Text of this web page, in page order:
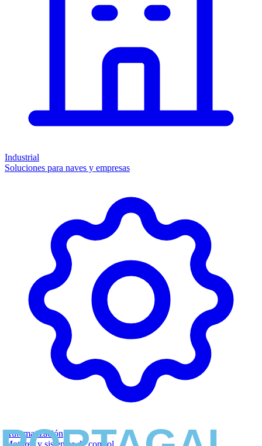
Industrial
Soluciones para naves y empresas
Automatización
Motores y sistemas de control